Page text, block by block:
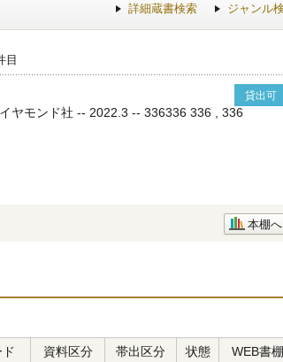
詳細蔵書検索 ジャンル
目
貸出可
ヤモンド社 -- 2022.3 -- 336336 336 , 336
本棚へ
資料区分 帯出区分 状態 WEB書棚